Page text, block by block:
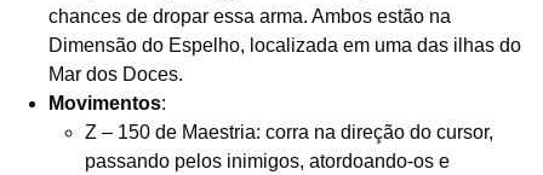
chances de dropar essa arma. Ambos estão na
Dimensão do Espelho, localizada em uma das ilhas do
Mar dos Doces.
Movimentos:
Z – 150 de Maestria: corra na direção do cursor,
passando pelos inimigos, atordoando-os e